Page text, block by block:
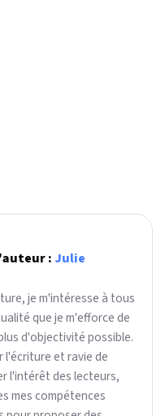
: Julie
je m'intéresse à tous
que je m'efforce de
d'objectivité possible.
l'écriture et ravie de
l'intérêt des lecteurs,
mes compétences